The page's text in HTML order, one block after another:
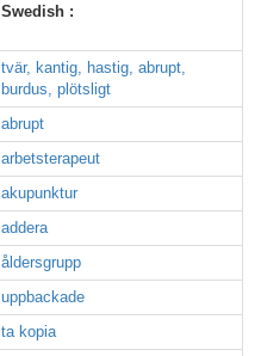
Swedish :
tvär, kantig, hastig, abrupt,
burdus, plötsligt
abrupt
arbetsterapeut
akupunktur
addera
åldersgrupp
uppbackade
ta kopia